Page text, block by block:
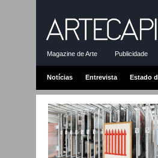
Magazine de Arte Publicidade
Notícias Entrevista Estado